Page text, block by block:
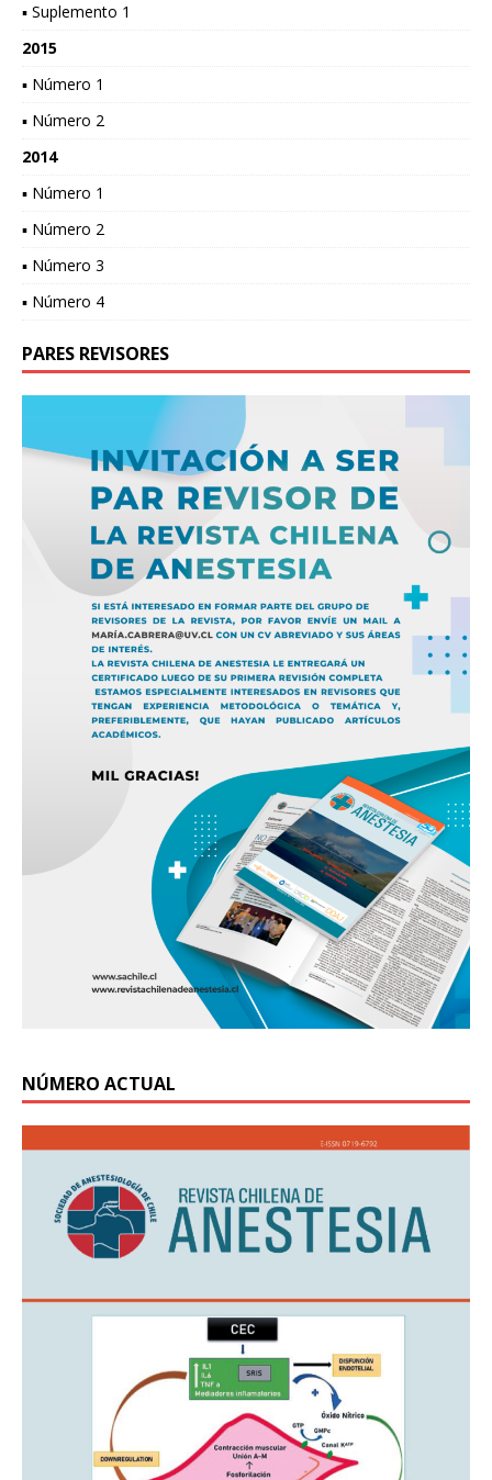
▪ Suplemento 1
2015
▪ Número 1
▪ Número 2
2014
▪ Número 1
▪ Número 2
▪ Número 3
▪ Número 4
PARES REVISORES
NÚMERO ACTUAL